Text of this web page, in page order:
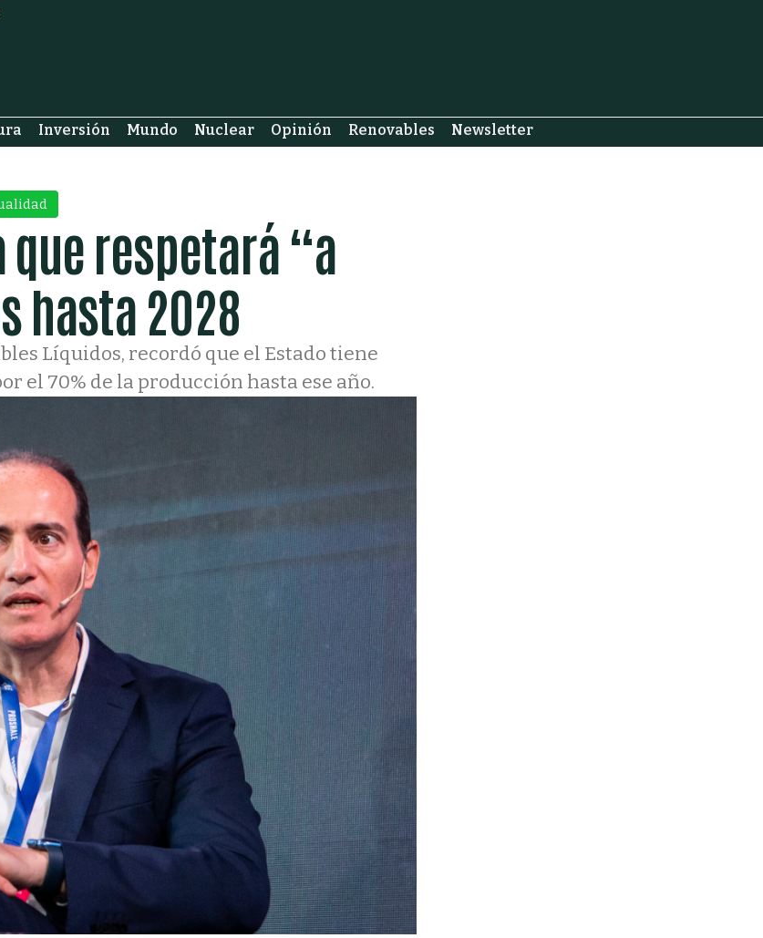
Inversión Mundo Nuclear Opinión Renovables Newsletter
respetará “a
hasta 2028
Líquidos, recordó que el Estado tiene
el 70% de la producción hasta ese año.